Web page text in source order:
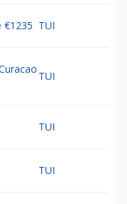
€1235 TUI
TUI
TUI
TUI